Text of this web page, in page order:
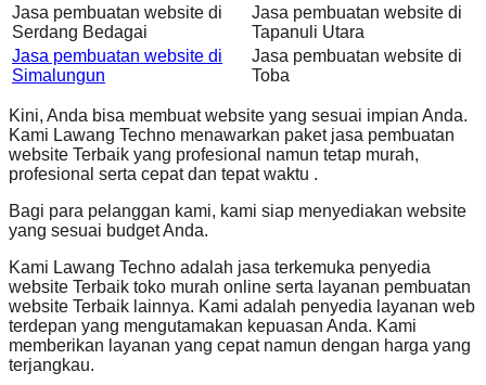
Jasa pembuatan website di
Serdang Bedagai
Jasa pembuatan website di
Tapanuli Utara
Jasa pembuatan website di
Simalungun
Jasa pembuatan website di
Toba
Kini, Anda bisa membuat website yang sesuai impian Anda.
Kami Lawang Techno menawarkan paket jasa pembuatan
website Terbaik yang profesional namun tetap murah,
profesional serta cepat dan tepat waktu .
Bagi para pelanggan kami, kami siap menyediakan website
yang sesuai budget Anda.
Kami Lawang Techno adalah jasa terkemuka penyedia
website Terbaik toko murah online serta layanan pembuatan
website Terbaik lainnya. Kami adalah penyedia layanan web
terdepan yang mengutamakan kepuasan Anda. Kami
memberikan layanan yang cepat namun dengan harga yang
terjangkau.